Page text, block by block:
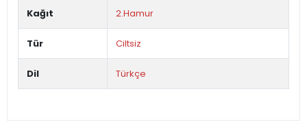
Kağıt 2.Hamur
Tür Ciltsiz
Dil Türkçe